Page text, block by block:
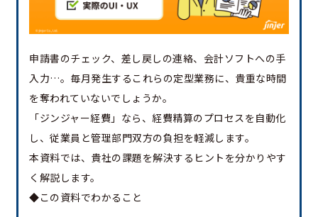
申請書のチェック、差し戻しの連絡、会計ソフトへの手
入力…。毎月発生するこれらの定型業務に、貴重な時間
を奪われていないでしょうか。
「ジンジャー経費」なら、経費精算のプロセスを自動化
し、従業員と管理部門双方の負担を軽減します。
本資料では、貴社の課題を解決するヒントを分かりやす
く解説します。
◆この資料でわかること